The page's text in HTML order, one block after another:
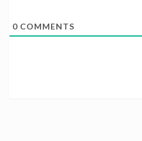
0 COMMENTS